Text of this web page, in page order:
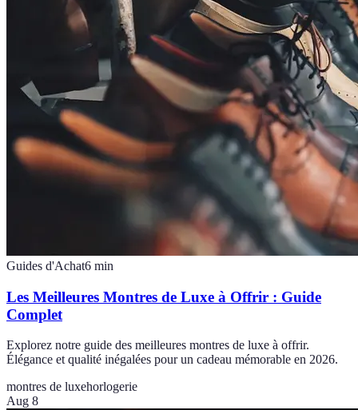
Guides d'Achat6 min
Les Meilleures Montres de Luxe à Offrir : Guide
Complet
Explorez notre guide des meilleures montres de luxe à offrir.
Élégance et qualité inégalées pour un cadeau mémorable en 2026.
montres de luxehorlogerie
Aug 8